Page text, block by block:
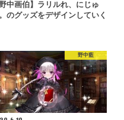
野中画伯】ラリルれ、にじゅ
のグッズをデザインしていく
野中藍